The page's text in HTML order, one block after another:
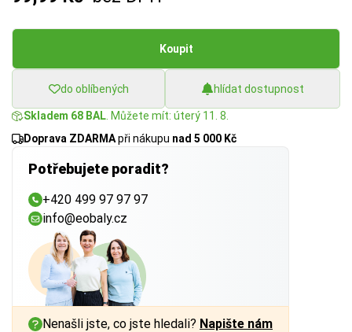
Koupit
do oblíbených hlídat dostupnost
Skladem 68 BAL . Můžete mít: úterý 11. 8.
Doprava ZDARMApři nákupu nad 5 000 Kč
Potřebujete poradit?
+420 499 97 97 97
info@eobaly.cz
Nenašli jste, co jste hledali? Napište nám